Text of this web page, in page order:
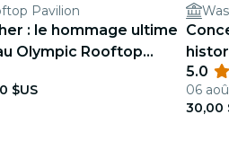
Pavilion
: le hommage ultime
Olympic Rooftop
$US
5.0
06
30,00